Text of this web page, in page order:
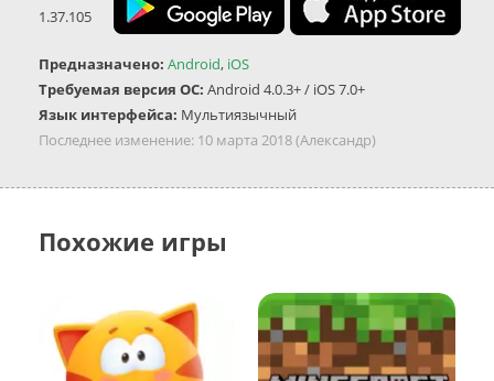
1.37.105
Предназначено: Android, iOS
Требуемая версия ОС: Android 4.0.3+ / iOS 7.0+
Язык интерфейса: Мультиязычный
Последнее изменение: 10 марта 2018(Александр)
Похожие игры